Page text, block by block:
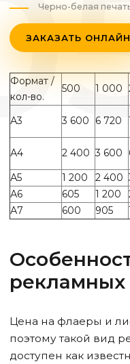
Черно-белая
ЗАКАЗАТЬ ОНЛАЙН
Формат /
кол-во.
500 1 000
А3
3 600 6 720
А4
2 400 3 600
А5
1 200 2 400
А6
605 1 200
А7
600 905
рекламных
Цена на флаеры и
поэтому такой вид
доступен как